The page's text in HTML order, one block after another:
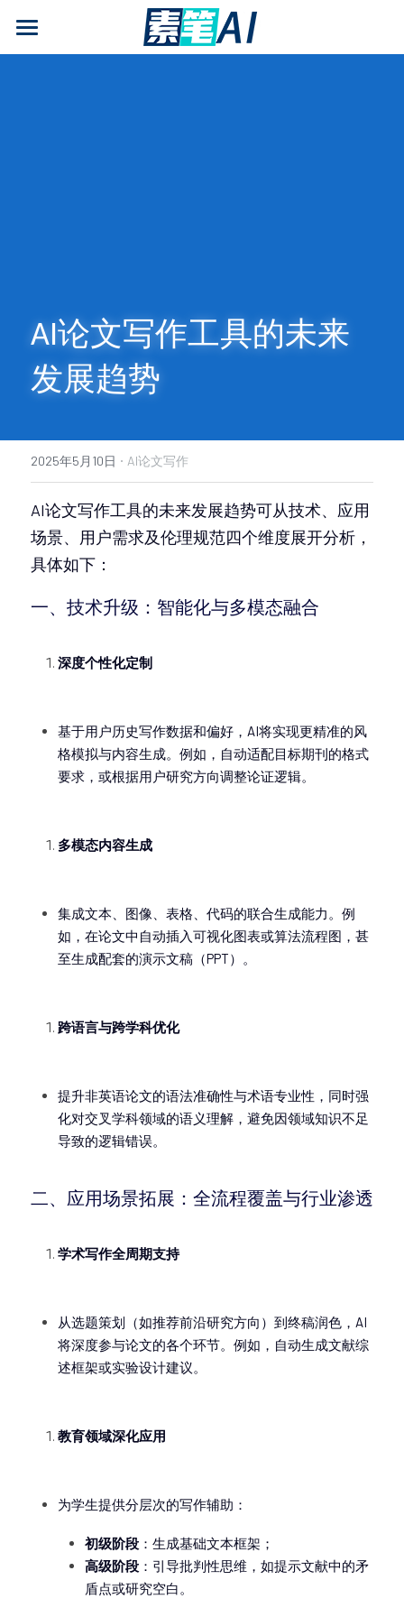
AI论文写作
免费福利
AI论文写作工具的未来
发展趋势
2025年5月10日 · AI论文写作
AI论文写作工具的未来发展趋势可从技术、应用
场景、用户需求及伦理规范四个维度展开分析，
具体如下：
一、技术升级：智能化与多模态融合
深度个性化定制
基于用户历史写作数据和偏好，AI将实现更精准的风
格模拟与内容生成。例如，自动适配目标期刊的格式
要求，或根据用户研究方向调整论证逻辑。
多模态内容生成
集成文本、图像、表格、代码的联合生成能力。例
如，在论文中自动插入可视化图表或算法流程图，甚
至生成配套的演示文稿（PPT）。
跨语言与跨学科优化
提升非英语论文的语法准确性与术语专业性，同时强
化对交叉学科领域的语义理解，避免因领域知识不足
导致的逻辑错误。
二、应用场景拓展：全流程覆盖与行业渗透
学术写作全周期支持
从选题策划（如推荐前沿研究方向）到终稿润色，AI
将深度参与论文的各个环节。例如，自动生成文献综
述框架或实验设计建议。
教育领域深化应用
为学生提供分层次的写作辅助：
初级阶段 ：生成基础文本框架；
高级阶段 ：引导批判性思维，如提示文献中的矛
盾点或研究空白。